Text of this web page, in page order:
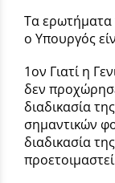
Τα ερωτήματα
ο Υπουργός
1ον Γιατί η
δεν
διαδικασία
σημαντικών
διαδικασία